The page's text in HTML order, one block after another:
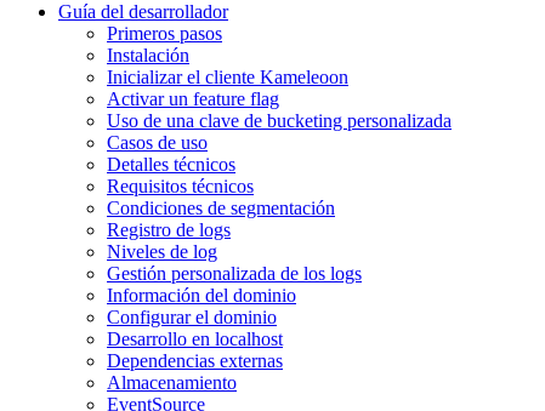
Guía del desarrollador
Primeros pasos
Instalación
Inicializar el cliente Kameleoon
Activar un feature flag
Uso de una clave de bucketing personalizada
Casos de uso
Detalles técnicos
Requisitos técnicos
Condiciones de segmentación
Registro de logs
Niveles de log
Gestión personalizada de los logs
Información del dominio
Configurar el dominio
Desarrollo en localhost
Dependencias externas
Almacenamiento
EventSource